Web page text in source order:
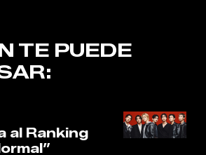
TE PUEDE
al Ranking